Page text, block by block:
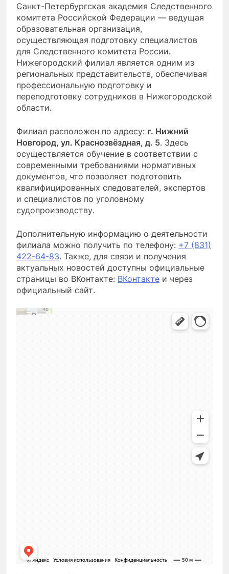
Санкт-Петербургская академия Следственного
комитета Российской Федерации — ведущая
образовательная организация,
осуществляющая подготовку специалистов
для Следственного комитета России.
Нижегородский филиал является одним из
региональных представительств, обеспечивая
профессиональную подготовку и
переподготовку сотрудников в Нижегородской
области.
Филиал расположен по адресу: г. Нижний
Новгород, ул. Краснозвёздная, д. 5. Здесь
осуществляется обучение в соответствии с
современными требованиями нормативных
документов, что позволяет подготовить
квалифицированных следователей, экспертов
и специалистов по уголовному
судопроизводству.
Дополнительную информацию о деятельности
филиала можно получить по телефону: +7 (831)
422-64-83. Также, для связи и получения
актуальных новостей доступны официальные
страницы во ВКонтакте: ВКонтакте и через
официальный сайт.